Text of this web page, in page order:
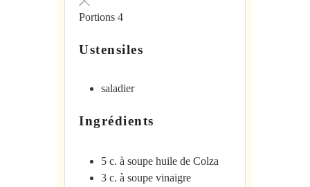
Portions 4
Ustensiles
saladier
Ingrédients
5 c. à soupe huile de Colza
3 c. à soupe vinaigre